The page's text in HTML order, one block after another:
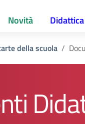
Novità Didattica
della scuola